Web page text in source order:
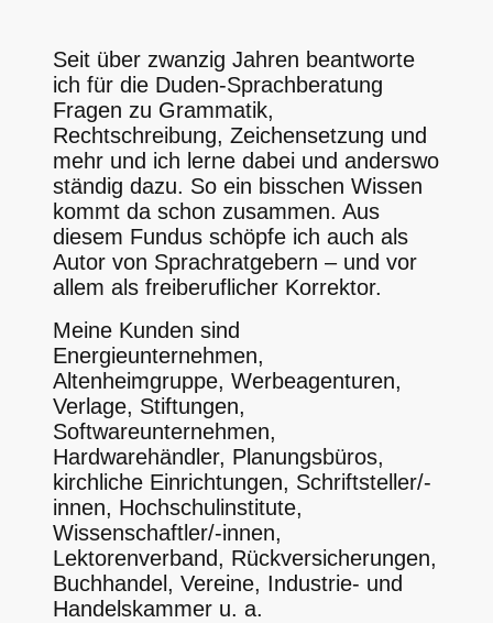
Seit über zwanzig Jahren beantworte
ich für die Duden-Sprachberatung
Fragen zu Grammatik,
Rechtschreibung, Zeichensetzung und
mehr und ich lerne dabei und anderswo
ständig dazu. So ein bisschen Wissen
kommt da schon zusammen. Aus
diesem Fundus schöpfe ich auch als
Autor von Sprachratgebern – und vor
allem als freiberuflicher Korrektor.
Meine Kunden sind
Energieunternehmen,
Altenheimgruppe, Werbeagenturen,
Verlage, Stiftungen,
Softwareunternehmen,
Hardwarehändler, Planungsbüros,
kirchliche Einrichtungen, Schriftsteller/-
innen, Hochschulinstitute,
Wissenschaftler/-innen,
Lektorenverband, Rückversicherungen,
Buchhandel, Vereine, Industrie- und
Handelskammer u. a.